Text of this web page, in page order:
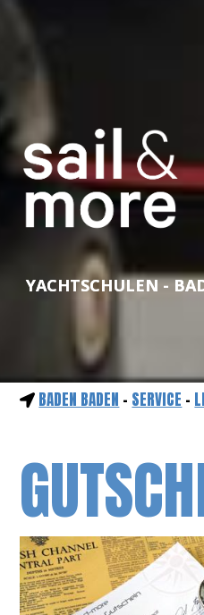
YACHTSCHULEN -
BADEN BADEN - SERVICE -